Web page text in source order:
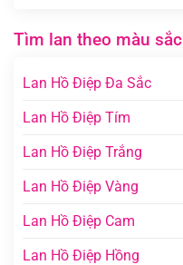
Tìm lan theo màu sắc
Lan Hồ Điệp Đa Sắc
Lan Hồ Điệp Tím
Lan Hồ Điệp Trắng
Lan Hồ Điệp Vàng
Lan Hồ Điệp Cam
Lan Hồ Điệp Hồng